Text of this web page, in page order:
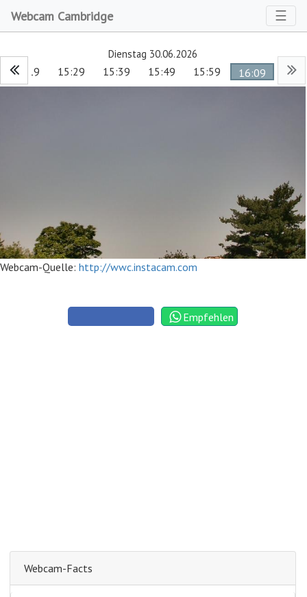
Webcam Cambridge ☰
Dienstag 30.06.2026
15:19 15:29 15:39 15:49 15:59 16:09
Webcam-Quelle: http://wwc.instacam.com
Empfehlen
Webcam-Facts